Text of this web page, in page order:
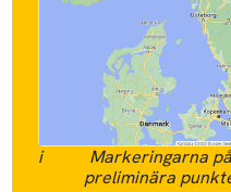
i
Markeringarna
preliminära